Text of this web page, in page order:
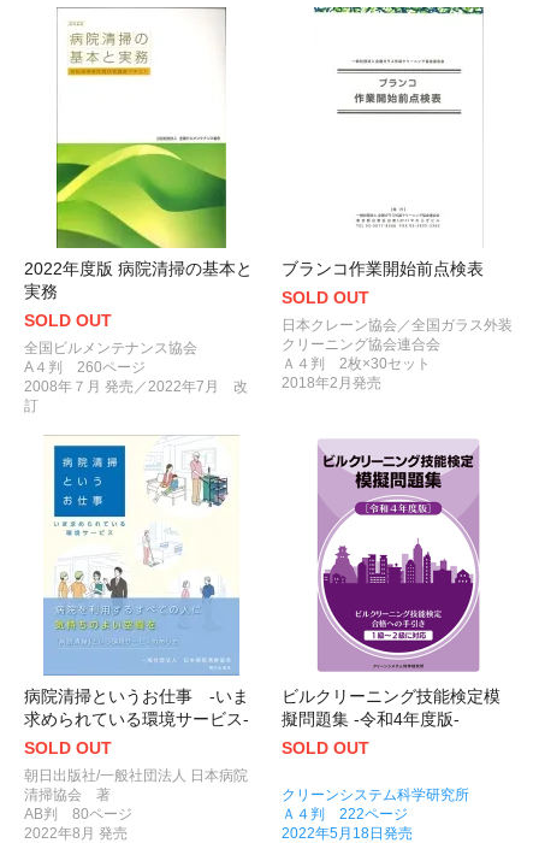
2022年度版 病院清掃の基本と
実務
SOLD OUT
全国ビルメンテナンス協会
A４判 260ページ
2008年７月 発売／2022年7月 改
訂
ブランコ作業開始前点検表
SOLD OUT
日本クレーン協会／全国ガラス外装
クリーニング協会連合会
Ａ４判 2枚×30セット
2018年2月発売
病院清掃というお仕事 -いま
求められている環境サービス-
SOLD OUT
朝日出版社/一般社団法人 日本病院
清掃協会 著
AB判 80ページ
2022年8月 発売
ビルクリーニング技能検定模
擬問題集 -令和4年度版-
SOLD OUT
クリーンシステム科学研究所
Ａ４判 222ページ
2022年5月18日発売